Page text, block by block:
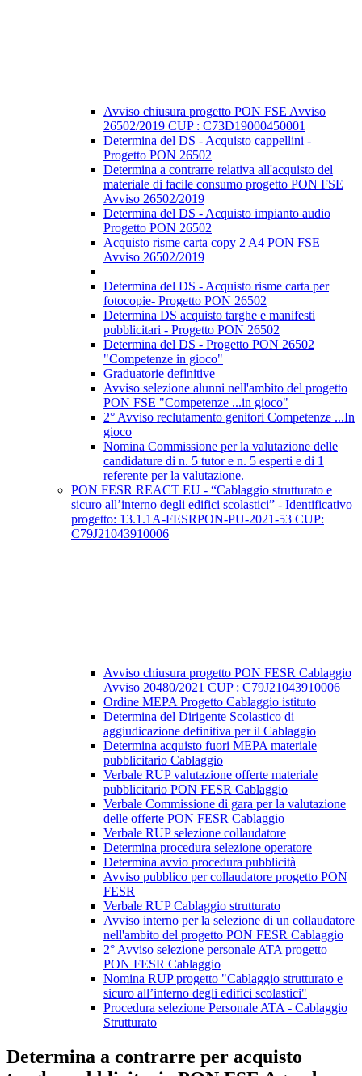
Avviso chiusura progetto PON FSE Avviso
26502/2019 CUP : C73D19000450001
Determina del DS - Acquisto cappellini -
Progetto PON 26502
Determina a contrarre relativa all'acquisto del
materiale di facile consumo progetto PON FSE
Avviso 26502/2019
Determina del DS - Acquisto impianto audio
Progetto PON 26502
Acquisto risme carta copy 2 A4 PON FSE
Avviso 26502/2019
Determina del DS - Acquisto risme carta per
fotocopie- Progetto PON 26502
Determina DS acquisto targhe e manifesti
pubblicitari - Progetto PON 26502
Determina del DS - Progetto PON 26502
"Competenze in gioco"
Graduatorie definitive
Avviso selezione alunni nell'ambito del progetto
PON FSE "Competenze ...in gioco"
2° Avviso reclutamento genitori Competenze ...In
gioco
Nomina Commissione per la valutazione delle
candidature di n. 5 tutor e n. 5 esperti e di 1
referente per la valutazione.
PON FESR REACT EU - “Cablaggio strutturato e
sicuro all’interno degli edifici scolastici” - Identificativo
progetto: 13.1.1A-FESRPON-PU-2021-53 CUP:
C79J21043910006
Avviso chiusura progetto PON FESR Cablaggio
Avviso 20480/2021 CUP : C79J21043910006
Ordine MEPA Progetto Cablaggio istituto
Determina del Dirigente Scolastico di
aggiudicazione definitiva per il Cablaggio
Determina acquisto fuori MEPA materiale
pubblicitario Cablaggio
Verbale RUP valutazione offerte materiale
pubblicitario PON FESR Cablaggio
Verbale Commissione di gara per la valutazione
delle offerte PON FESR Cablaggio
Verbale RUP selezione collaudatore
Determina procedura selezione operatore
Determina avvio procedura pubblicità
Avviso pubblico per collaudatore progetto PON
FESR
Verbale RUP Cablaggio strutturato
Avviso interno per la selezione di un collaudatore
nell'ambito del progetto PON FESR Cablaggio
2° Avviso selezione personale ATA progetto
PON FESR Cablaggio
Nomina RUP progetto "Cablaggio strutturato e
sicuro all’interno degli edifici scolastici"
Procedura selezione Personale ATA - Cablaggio
Strutturato
Determina a contrarre per acquisto